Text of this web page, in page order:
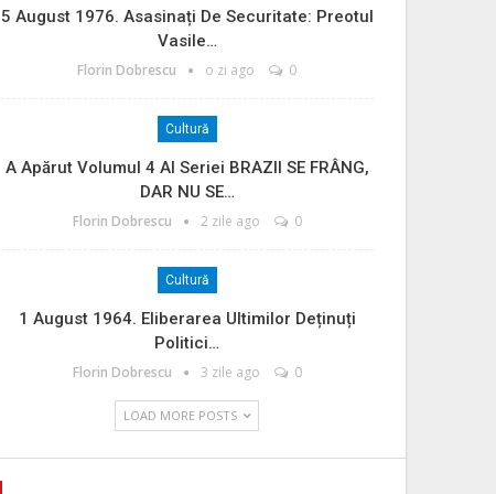
5 August 1976. Asasinați De Securitate: Preotul
Vasile…
Florin Dobrescu o zi ago 0
Cultură
A Apărut Volumul 4 Al Seriei BRAZII SE FRÂNG,
DAR NU SE…
Florin Dobrescu 2 zile ago 0
Cultură
1 August 1964. Eliberarea Ultimilor Deținuți
Politici…
Florin Dobrescu 3 zile ago 0
LOAD MORE POSTS